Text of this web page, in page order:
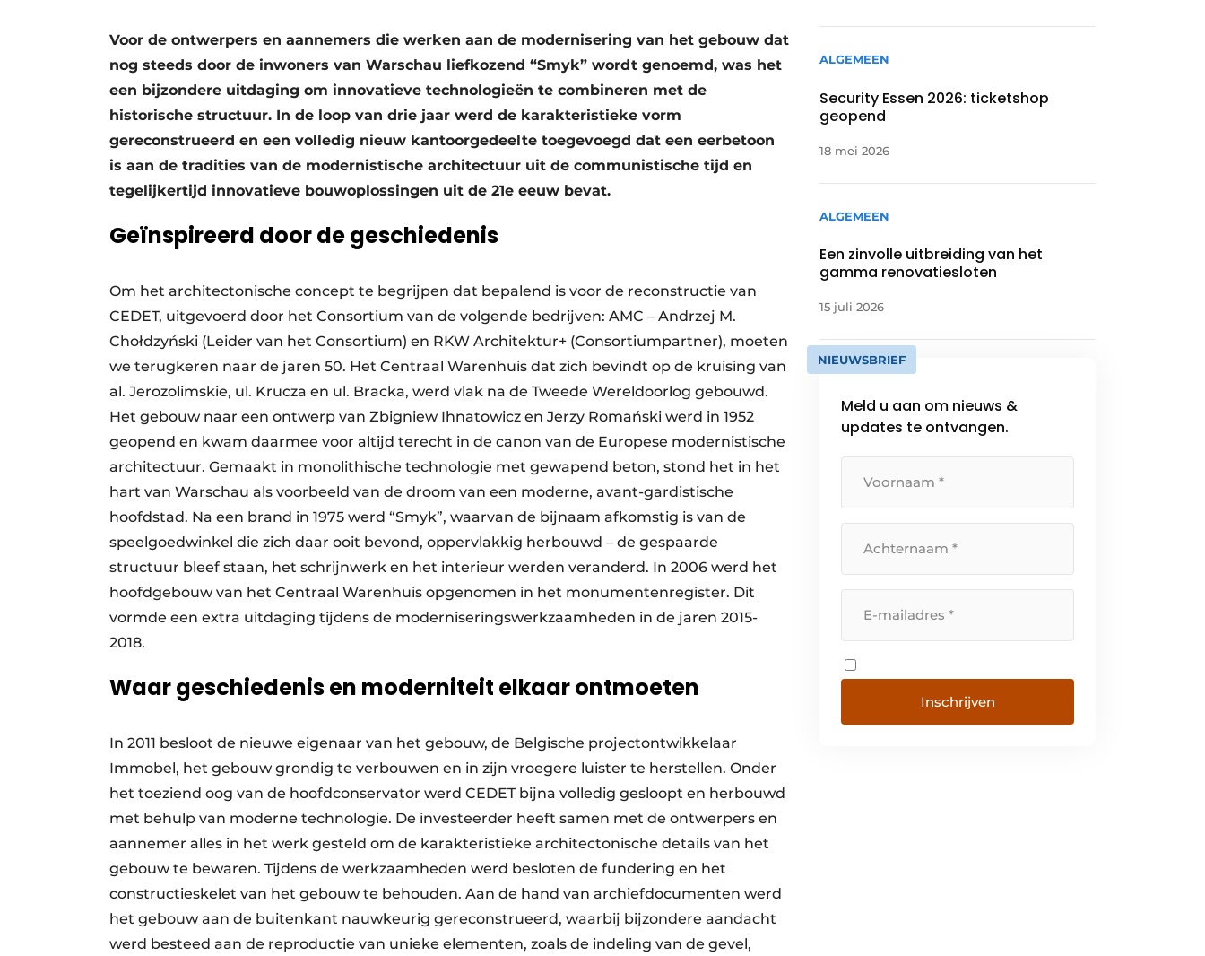
Vacatures
Video’s
Werben
Voor de ontwerpers en aannemers die werken aan de modernisering van het gebouw dat
nog steeds door de inwoners van Warschau liefkozend “Smyk” wordt genoemd, was het
een bijzondere uitdaging om innovatieve technologieën te combineren met de
historische structuur. In de loop van drie jaar werd de karakteristieke vorm
gereconstrueerd en een volledig nieuw kantoorgedeelte toegevoegd dat een eerbetoon
is aan de tradities van de modernistische architectuur uit de communistische tijd en
tegelijkertijd innovatieve bouwoplossingen uit de 21e eeuw bevat.
Geïnspireerd door de geschiedenis
Om het architectonische concept te begrijpen dat bepalend is voor de reconstructie van
CEDET, uitgevoerd door het Consortium van de volgende bedrijven: AMC – Andrzej M.
Chołdzyński (Leider van het Consortium) en RKW Architektur+ (Consortiumpartner), moeten
we terugkeren naar de jaren 50. Het Centraal Warenhuis dat zich bevindt op de kruising van
al. Jerozolimskie, ul. Krucza en ul. Bracka, werd vlak na de Tweede Wereldoorlog gebouwd.
Het gebouw naar een ontwerp van Zbigniew Ihnatowicz en Jerzy Romański werd in 1952
geopend en kwam daarmee voor altijd terecht in de canon van de Europese modernistische
architectuur. Gemaakt in monolithische technologie met gewapend beton, stond het in het
hart van Warschau als voorbeeld van de droom van een moderne, avant-gardistische
hoofdstad. Na een brand in 1975 werd “Smyk”, waarvan de bijnaam afkomstig is van de
speelgoedwinkel die zich daar ooit bevond, oppervlakkig herbouwd – de gespaarde
structuur bleef staan, het schrijnwerk en het interieur werden veranderd. In 2006 werd het
hoofdgebouw van het Centraal Warenhuis opgenomen in het monumentenregister. Dit
vormde een extra uitdaging tijdens de moderniseringswerkzaamheden in de jaren 2015-
2018.
Waar geschiedenis en moderniteit elkaar ontmoeten
In 2011 besloot de nieuwe eigenaar van het gebouw, de Belgische projectontwikkelaar
Immobel, het gebouw grondig te verbouwen en in zijn vroegere luister te herstellen. Onder
het toeziend oog van de hoofdconservator werd CEDET bijna volledig gesloopt en herbouwd
met behulp van moderne technologie. De investeerder heeft samen met de ontwerpers en
aannemer alles in het werk gesteld om de karakteristieke architectonische details van het
gebouw te bewaren. Tijdens de werkzaamheden werd besloten de fundering en het
constructieskelet van het gebouw te behouden. Aan de hand van archiefdocumenten werd
het gebouw aan de buitenkant nauwkeurig gereconstrueerd, waarbij bijzondere aandacht
werd besteed aan de reproductie van unieke elementen, zoals de indeling van de gevel,
ALGEMEEN
Security Essen 2026: ticketshop
geopend
18 mei 2026
ALGEMEEN
Een zinvolle uitbreiding van het
gamma renovatiesloten
15 juli 2026
NIEUWSBRIEF
Meld u aan om nieuws &
updates te ontvangen.
Inschrijven